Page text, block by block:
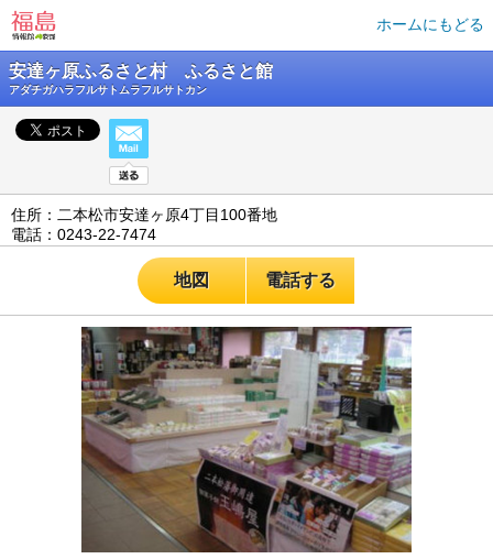
ホームにもどる
安達ヶ原ふるさと村 ふるさと館
アダチガハラフルサトムラフルサトカン
住所：二本松市安達ヶ原4丁目100番地
電話：0243-22-7474
地図 電話する